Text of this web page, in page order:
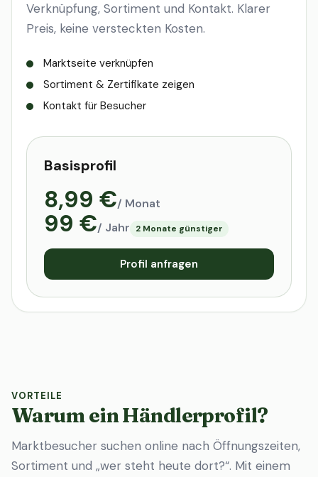
Verknüpfung, Sortiment und Kontakt. Klarer
Preis, keine versteckten Kosten.
Marktseite verknüpfen
Sortiment & Zertifikate zeigen
Kontakt für Besucher
Basisprofil
8,99 €/ Monat
99 €/ Jahr 2 Monate günstiger
Profil anfragen
VORTEILE
Warum ein Händlerprofil?
Marktbesucher suchen online nach Öffnungszeiten,
Sortiment und „wer steht heute dort?“. Mit einem